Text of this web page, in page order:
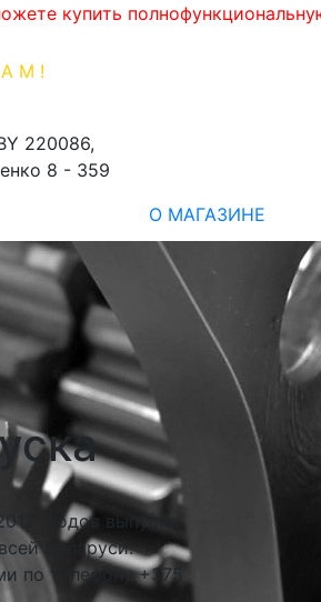
купить
220086,
8 - 359
О МАГАЗИНЕ
годов выпуска
Беларуси.
по телефону +375